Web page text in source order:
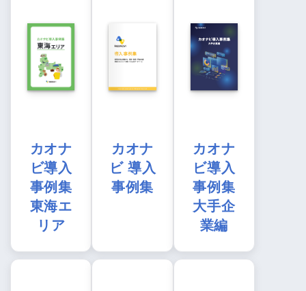
カオナ
ビ導入
事例集
東海エ
リア
カオナ
ビ 導入
事例集
カオナ
ビ導入
事例集
大手企
業編